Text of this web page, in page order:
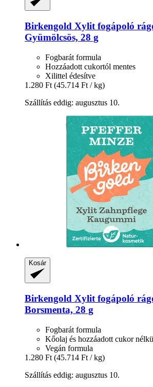
Birkengold Xylit fogápoló
Gyümölcsös, 28 g
Fogbarát formula
Hozzáadott cukortól mentes
Xilittel édesítve
1.280 Ft (45.714 Ft / kg)
Szállítás eddig: augusztus 10.
Kosár
Birkengold Xylit fogápoló
Borsmenta, 28 g
Fogbarát formula
Kőolaj és hozzáadott cukor
Vegán formula
1.280 Ft (45.714 Ft / kg)
Szállítás eddig: augusztus 10.